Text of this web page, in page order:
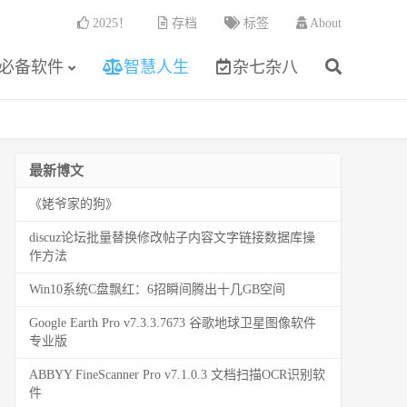
备软件 智慧人生 杂七杂八
2025！ 存档 标签 About
最新博文
《姥爷家的狗》
discuz论坛批量替换修改帖子内容文字链接数据库操
作方法
Win10系统C盘飘红：6招瞬间腾出十几GB空间
Google Earth Pro v7.3.3.7673 谷歌地球卫星图像软件
专业版
ABBYY FineScanner Pro v7.1.0.3 文档扫描OCR识别软
件